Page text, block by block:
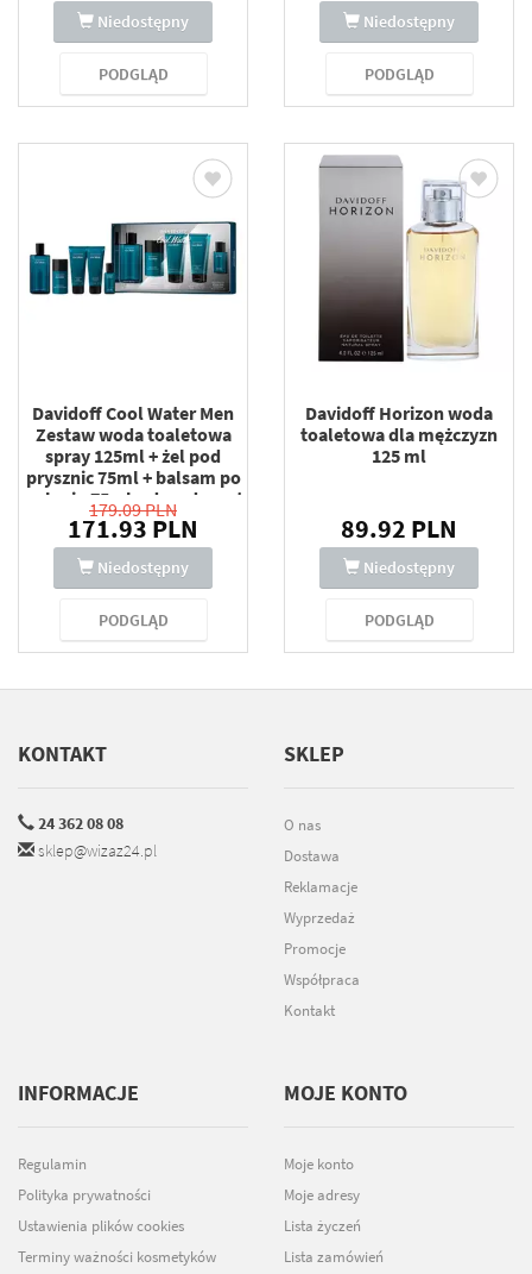
Niedostępny
PODGLĄD
Niedostępny
PODGLĄD
Davidoff Cool Water Men
Zestaw woda toaletowa
spray 125ml + żel pod
prysznic 75ml + balsam po
goleniu 75ml + dezodorant
sztyft 75ml + woda
toaletowa spray 15ml
179.09 PLN
171.93 PLN
Niedostępny
PODGLĄD
Davidoff Horizon woda
toaletowa dla mężczyzn
125 ml
89.92 PLN
Niedostępny
PODGLĄD
KONTAKT
24 362 08 08
sklep@wizaz24.pl
SKLEP
O nas
Dostawa
Reklamacje
Wyprzedaż
Promocje
Współpraca
Kontakt
INFORMACJE
Regulamin
Polityka prywatności
Ustawienia plików cookies
Terminy ważności kosmetyków
MOJE KONTO
Moje konto
Moje adresy
Lista życzeń
Lista zamówień